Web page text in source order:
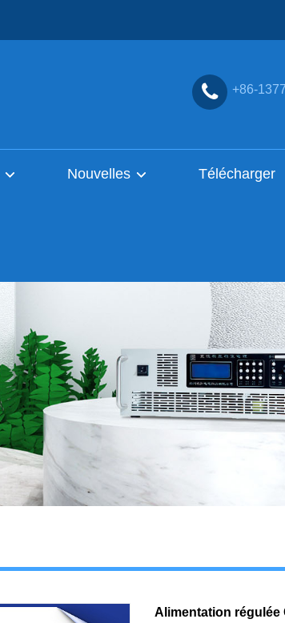
+86-
Nouvelles Télécharger
Alimentation régulée